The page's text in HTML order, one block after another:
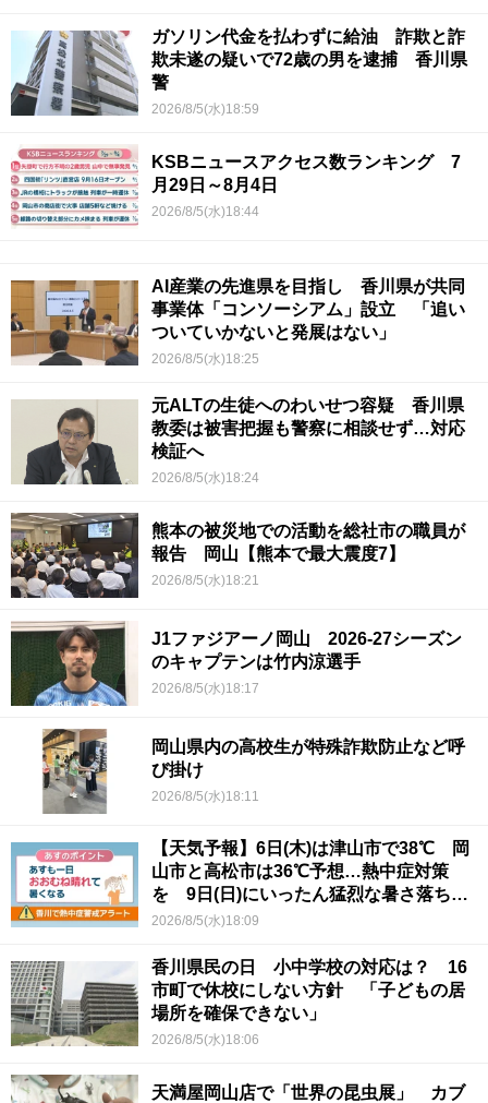
ガソリン代金を払わずに給油 詐欺と詐
欺未遂の疑いで72歳の男を逮捕 香川県
警
2026/8/5(水)18:59
KSBニュースアクセス数ランキング 7
月29日～8月4日
2026/8/5(水)18:44
AI産業の先進県を目指し 香川県が共同
事業体「コンソーシアム」設立 「追い
ついていかないと発展はない」
2026/8/5(水)18:25
元ALTの生徒へのわいせつ容疑 香川県
教委は被害把握も警察に相談せず…対応
検証へ
2026/8/5(水)18:24
熊本の被災地での活動を総社市の職員が
報告 岡山【熊本で最大震度7】
2026/8/5(水)18:21
J1ファジアーノ岡山 2026-27シーズン
のキャプテンは竹内涼選手
2026/8/5(水)18:17
岡山県内の高校生が特殊詐欺防止など呼
び掛け
2026/8/5(水)18:11
【天気予報】6日(木)は津山市で38℃ 岡
山市と高松市は36℃予想…熱中症対策
を 9日(日)にいったん猛烈な暑さ落ち着
くか
2026/8/5(水)18:09
香川県民の日 小中学校の対応は？ 16
市町で休校にしない方針 「子どもの居
場所を確保できない」
2026/8/5(水)18:06
天満屋岡山店で「世界の昆虫展」 カブ